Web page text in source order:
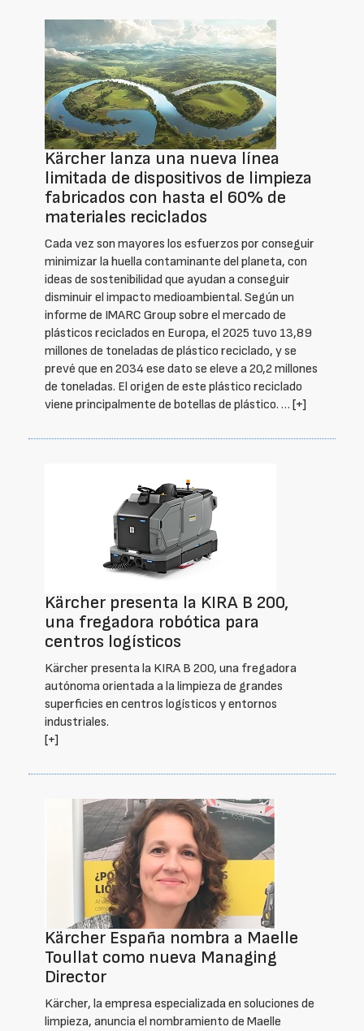
Kärcher lanza una nueva línea
limitada de dispositivos de limpieza
fabricados con hasta el 60% de
materiales reciclados
Cada vez son mayores los esfuerzos por conseguir
minimizar la huella contaminante del planeta, con
ideas de sostenibilidad que ayudan a conseguir
disminuir el impacto medioambiental. Según un
informe de IMARC Group sobre el mercado de
plásticos reciclados en Europa, el 2025 tuvo 13,89
millones de toneladas de plástico reciclado, y se
prevé que en 2034 ese dato se eleve a 20,2 millones
de toneladas. El origen de este plástico reciclado
viene principalmente de botellas de plástico. … [+]
Kärcher presenta la KIRA B 200,
una fregadora robótica para
centros logísticos
Kärcher presenta la KIRA B 200, una fregadora
autónoma orientada a la limpieza de grandes
superficies en centros logísticos y entornos
industriales.
[+]
Kärcher España nombra a Maelle
Toullat como nueva Managing
Director
Kärcher, la empresa especializada en soluciones de
limpieza, anuncia el nombramiento de Maelle